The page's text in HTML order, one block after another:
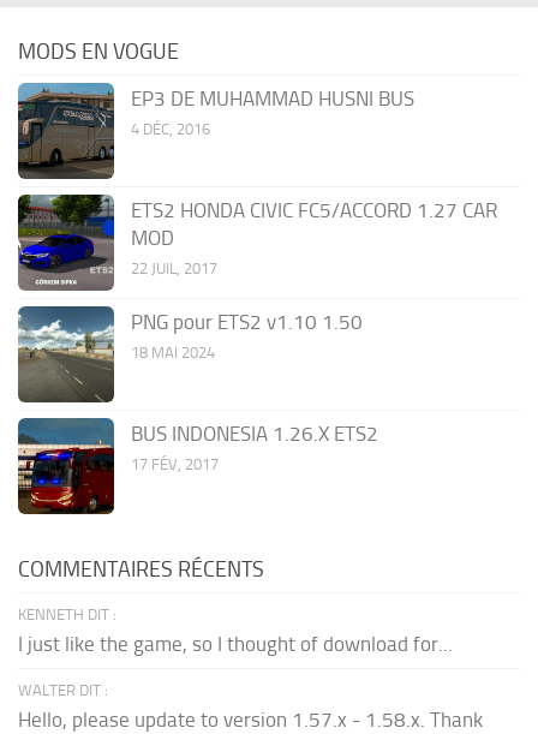
MODS EN VOGUE
EP3 DE MUHAMMAD HUSNI BUS
4 DÉC, 2016
ETS2 HONDA CIVIC FC5/ACCORD 1.27 CAR
MOD
22 JUIL, 2017
PNG pour ETS2 v1.10 1.50
18 MAI 2024
BUS INDONESIA 1.26.X ETS2
17 FÉV, 2017
COMMENTAIRES RÉCENTS
KENNETH DIT :
I just like the game, so I thought of download for...
WALTER DIT :
Hello, please update to version 1.57.x - 1.58.x. Thank